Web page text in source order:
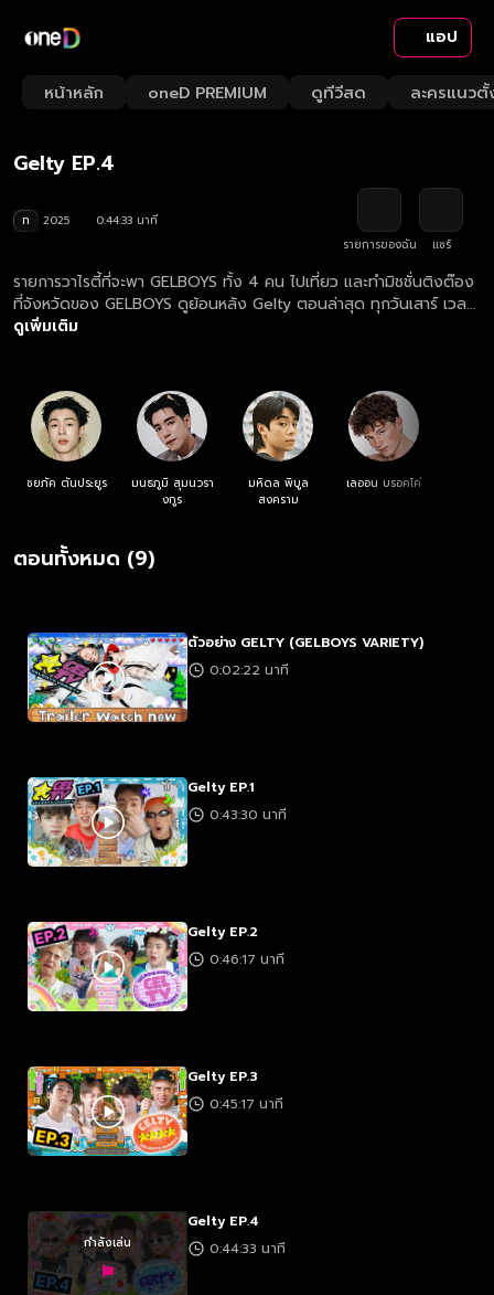
แอป
หน้าหลัก oneD PREMIUM ดูทีวีสด ละครแนวตั้
Loaded:
2.23%
Rate
Gelty EP.4
ท 2025
0:44:33 นาที
รายการของฉัน
แชร์
รายการวาไรตี้ที่จะพา GELBOYS ทั้ง 4 คน ไปเที่ยว และทำมิชชั่นติงต๊อง
ที่จังหวัดของ GELBOYS ดูย้อนหลัง Gelty ตอนล่าสุด ทุกวันเสาร์ เวลา
22:30 น.
ดูเพิ่มเติม
ชยภัค ตันประยูร
มนธภูมิ สุมนวรา
งกูร
มหิดล พิบูล
สงคราม
เลออน บรอคโค่
ตอนทั้งหมด (9)
ตัวอย่าง GELTY (GELBOYS VARIETY)
0:02:22 นาที
Gelty EP.1
0:43:30 นาที
Gelty EP.2
0:46:17 นาที
Gelty EP.3
0:45:17 นาที
กำลังเล่น
Gelty EP.4
0:44:33 นาที